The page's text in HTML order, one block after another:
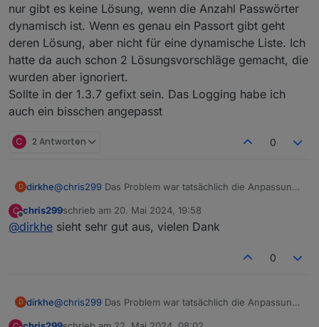
nur gibt es keine Lösung, wenn die Anzahl Passwörter
dynamisch ist. Wenn es genau ein Passort gibt geht
deren Lösung, aber nicht für eine dynamische Liste. Ich
hatte da auch schon 2 Lösungsvorschläge gemacht, die
wurden aber ignoriert.
Sollte in der 1.3.7 gefixt sein. Das Logging habe ich
auch ein bisschen angepasst
C 2 Antworten 0
D dirkhe@chris299 Das Problem war tatsächlich die Anpassung
angepasst, Da habe ich das auch so angepasst, dass es
keine Warnung mehr gab. Allerdings wurde das
Die Diskussion habe ich mit den Admin Entwickler schon
ist. Wenn es genau ein Passort gibt geht deren Lösung,
aber nicht für eine dynamische Liste. Ich hatte da auch
C
Offline
chris299schrieb am 20. Mai 2024, 19:58
zuletzt editiert von
@dirkhe sieht sehr gut aus, vielen Dank
0
D dirkhe@chris299 Das Problem war tatsächlich die Anpassung